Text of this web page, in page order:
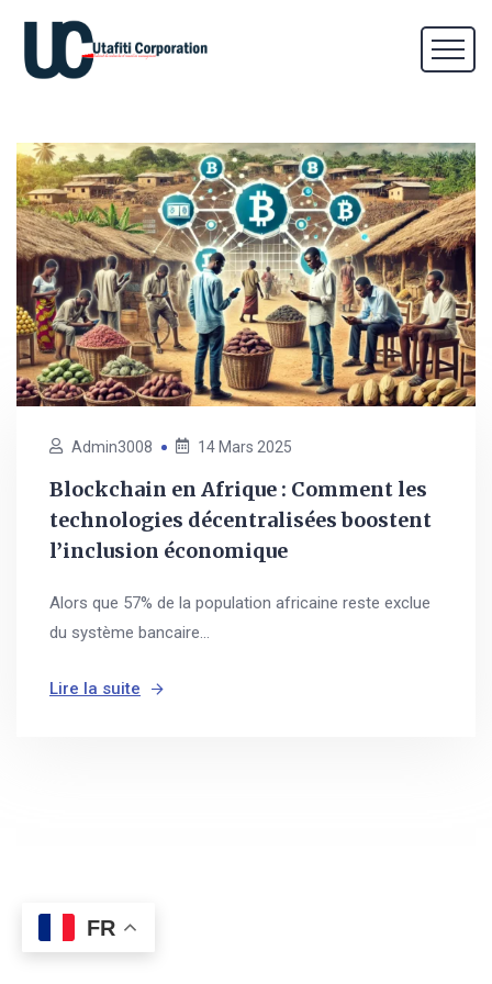
Admin3008 14 Mars 2025
Blockchain en Afrique : Comment les
technologies décentralisées boostent
l’inclusion économique
Alors que 57% de la population africaine reste exclue
du système bancaire...
Lire la suite
FR